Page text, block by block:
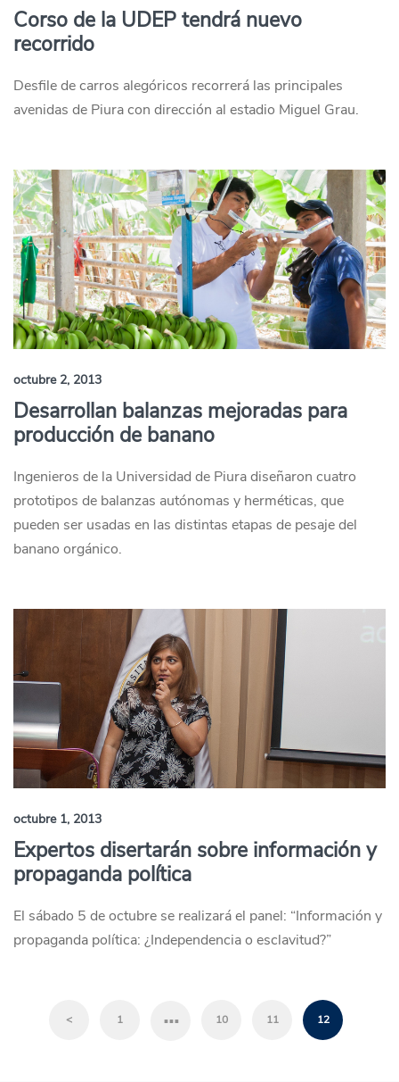
Corso de la UDEP tendrá nuevo
recorrido
Desfile de carros alegóricos recorrerá las principales
avenidas de Piura con dirección al estadio Miguel Grau.
octubre 2, 2013
Desarrollan balanzas mejoradas para
producción de banano
Ingenieros de la Universidad de Piura diseñaron cuatro
prototipos de balanzas autónomas y herméticas, que
pueden ser usadas en las distintas etapas de pesaje del
banano orgánico.
octubre 1, 2013
Expertos disertarán sobre información y
propaganda política
El sábado 5 de octubre se realizará el panel: “Información y
propaganda política: ¿Independencia o esclavitud?”
< 1 … 10 11 12